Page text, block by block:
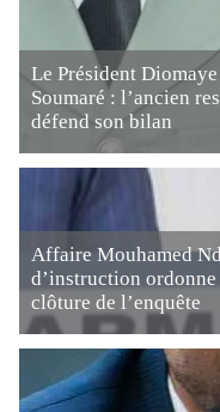
Le Président
Soumaré : l’ancien
défend son bilan
Affaire Mouhamed
d’instruction
clôture de l’enquête